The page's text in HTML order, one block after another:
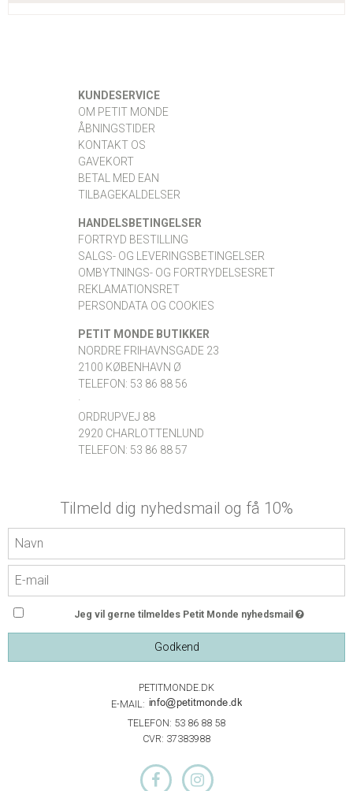
KUNDESERVICE
OM PETIT MONDE
ÅBNINGSTIDER
KONTAKT OS
GAVEKORT
BETAL MED EAN
TILBAGEKALDELSER
HANDELSBETINGELSER
FORTRYD BESTILLING
SALGS- OG LEVERINGSBETINGELSER
OMBYTNINGS- OG FORTRYDELSESRET
REKLAMATIONSRET
PERSONDATA OG COOKIES
PETIT MONDE BUTIKKER
NORDRE FRIHAVNSGADE 23
2100 KØBENHAVN Ø
TELEFON: 53 86 88 56
·
ORDRUPVEJ 88
2920 CHARLOTTENLUND
TELEFON: 53 86 88 57
Tilmeld dig nyhedsmail og få 10%
Jeg vil gerne tilmeldes Petit Monde nyhedsmail
Godkend
PETITMONDE.DK
E-MAIL:
TELEFON: 53 86 88 58
CVR: 37383988